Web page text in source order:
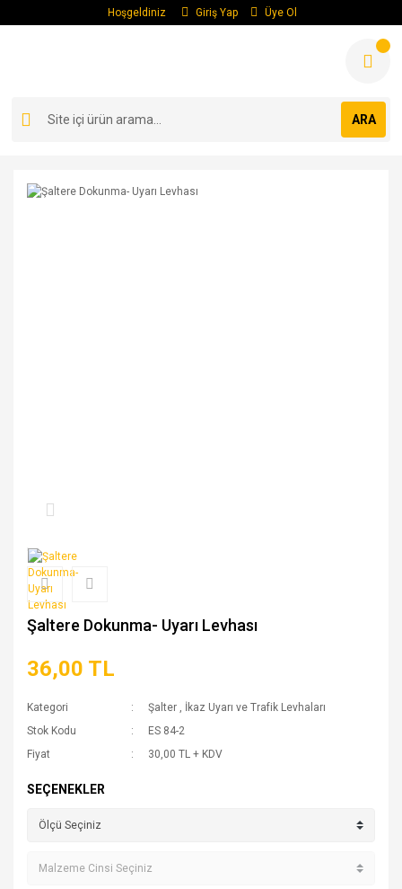
Hoşgeldiniz Giriş Yap Üye Ol
ARA
Şaltere Dokunma- Uyarı Levhası
36,00 TL
Kategori Şalter , İkaz Uyarı ve Trafik Levhaları
Stok Kodu
ES 84-2
Fiyat
30,00 TL + KDV
SEÇENEKLER